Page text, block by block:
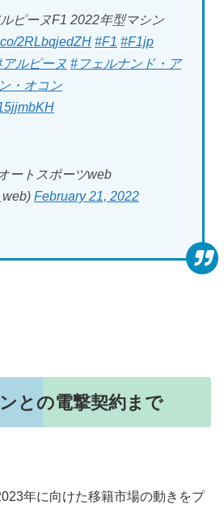
ピーヌF1 2022年型マシン
2RLbqjedZH #F1 #F1jp
アルピーヌ #フェルナンド・ア
・オコン
ートスポーツweb
February 21, 2022
との電撃契約まで
年に向けた移籍市場の動きをプ